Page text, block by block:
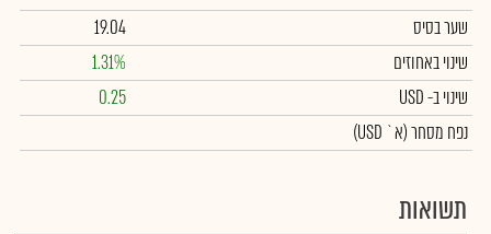
שער בסיס
19.04
שינוי באחוזים
1.31%
שינויב- USD
0.25
נפח מסחר(א` USD)
תשואות